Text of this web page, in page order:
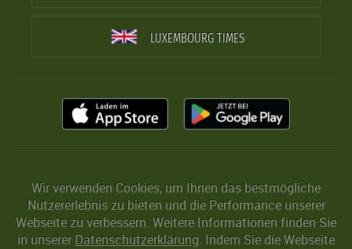
LUXEMBOURG TIMES
Wir verwenden Cookies, um Ihnen das bestmögliche
Nutzererlebnis zu bieten und die Performance unserer
Webseite zu verbessern. Weitere Informationen finden Sie
in unserer Datenschutzerklärung. Indem Sie die Webseite